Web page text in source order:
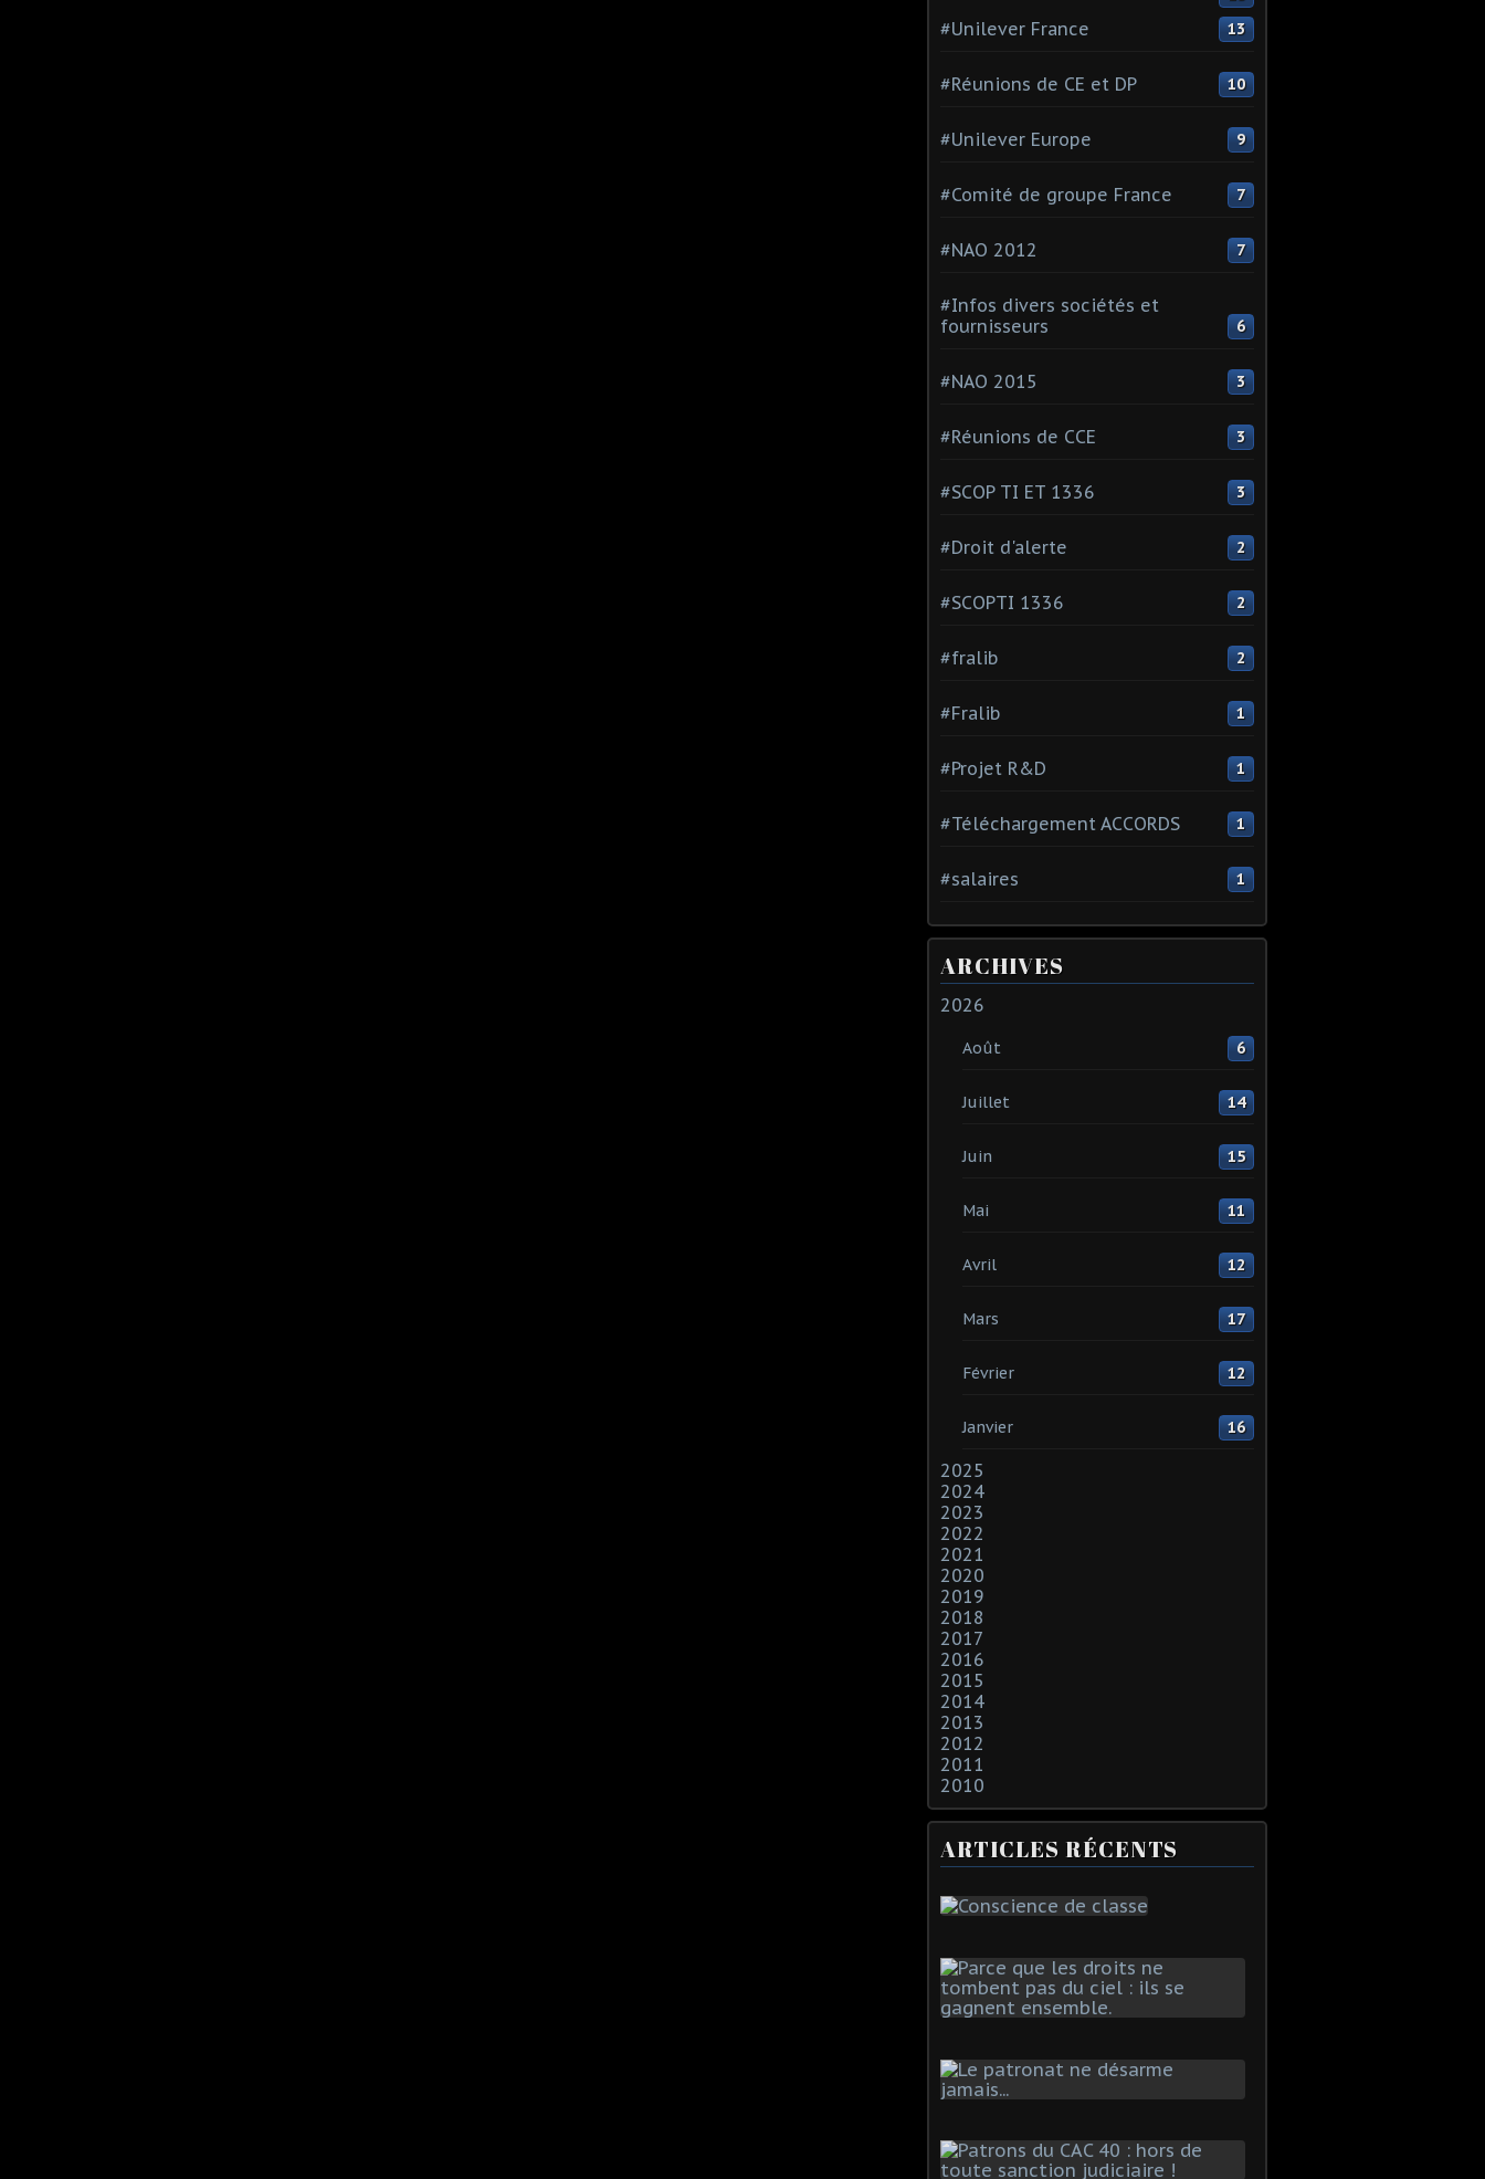
#Unilever France 13
#Réunions de CE et DP 10
#Unilever Europe 9
#Comité de groupe France 7
#NAO 2012 7
#Infos divers sociétés et
fournisseurs
6
#NAO 2015 3
#Réunions de CCE 3
#SCOP TI ET 1336 3
#Droit d'alerte 2
#SCOPTI 1336 2
#fralib 2
#Fralib 1
#Projet R&D 1
#Téléchargement ACCORDS 1
#salaires 1
ARCHIVES
2026
Août 6
Juillet 14
Juin 15
Mai 11
Avril 12
Mars 17
Février 12
Janvier 16
2025
2024
2023
2022
2021
2020
2019
2018
2017
2016
2015
2014
2013
2012
2011
2010
ARTICLES RÉCENTS